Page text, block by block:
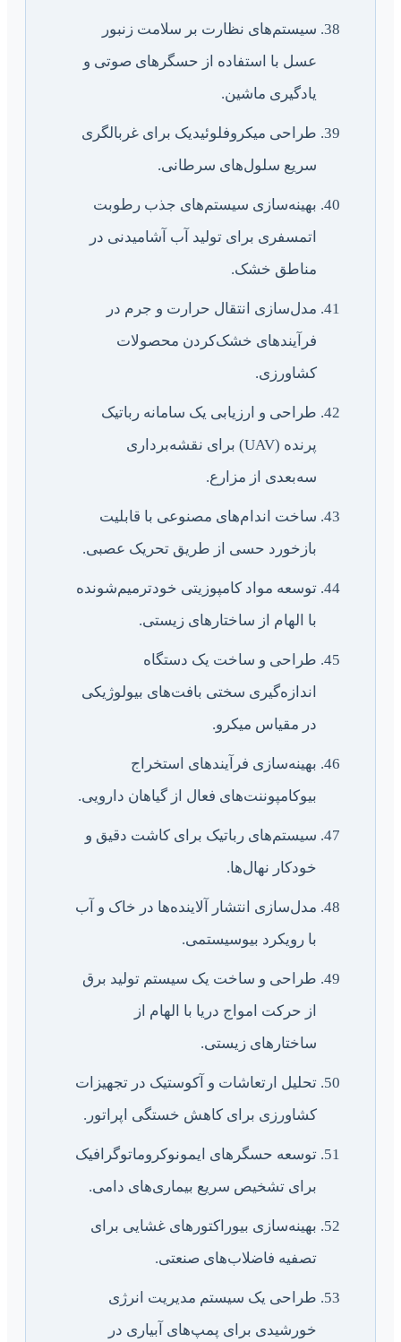
سیستم‌های نظارت بر سلامت زنبور
عسل با استفاده از حسگرهای صوتی و
یادگیری ماشین.
طراحی میکروفلوئیدیک برای غربالگری
سریع سلول‌های سرطانی.
بهینه‌سازی سیستم‌های جذب رطوبت
اتمسفری برای تولید آب آشامیدنی در
مناطق خشک.
مدل‌سازی انتقال حرارت و جرم در
فرآیندهای خشک‌کردن محصولات
کشاورزی.
طراحی و ارزیابی یک سامانه رباتیک
پرنده (UAV) برای نقشه‌برداری
سه‌بعدی از مزارع.
ساخت اندام‌های مصنوعی با قابلیت
بازخورد حسی از طریق تحریک عصبی.
توسعه مواد کامپوزیتی خودترمیم‌شونده
با الهام از ساختارهای زیستی.
طراحی و ساخت یک دستگاه
اندازه‌گیری سختی بافت‌های بیولوژیکی
در مقیاس میکرو.
بهینه‌سازی فرآیندهای استخراج
بیوکامپوننت‌های فعال از گیاهان دارویی.
سیستم‌های رباتیک برای کاشت دقیق و
خودکار نهال‌ها.
مدل‌سازی انتشار آلاینده‌ها در خاک و آب
با رویکرد بیوسیستمی.
طراحی و ساخت یک سیستم تولید برق
از حرکت امواج دریا با الهام از
ساختارهای زیستی.
تحلیل ارتعاشات و آکوستیک در تجهیزات
کشاورزی برای کاهش خستگی اپراتور.
توسعه حسگرهای ایمونوکروماتوگرافیک
برای تشخیص سریع بیماری‌های دامی.
بهینه‌سازی بیوراکتورهای غشایی برای
تصفیه فاضلاب‌های صنعتی.
طراحی یک سیستم مدیریت انرژی
خورشیدی برای پمپ‌های آبیاری در